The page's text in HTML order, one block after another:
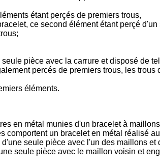
étant perçés de premiers trous,
ce second élément étant perçé
pièce avec la carrure et disposé de
percés de premiers trous, les
éléments.
en métal munies d'un bracelet à
un bracelet en métal réalisé
seule pièce avec l'un des maillons
seule pièce avec le maillon voisin et